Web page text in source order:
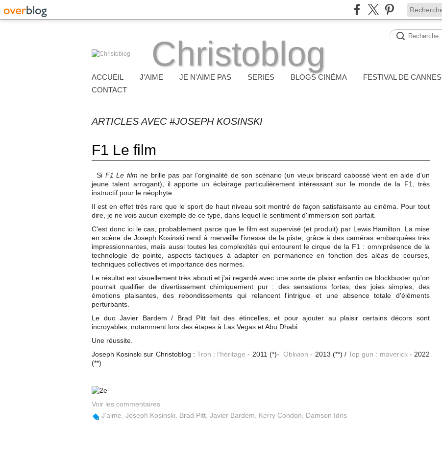
Christoblog
ACCUEIL J'AIME JE N'AIME PAS SERIES BLOGS CINÉMA FESTIVAL DE CANNES
CONTACT
ARTICLES AVEC #JOSEPH KOSINSKI
F1 Le film
Si F1 Le film ne brille pas par l'originalité de son scénario (un vieux briscard cabossé vient en aide d'un
jeune talent arrogant), il apporte un éclairage particulièrement intéressant sur le monde de la F1, très
instructif pour le néophyte.
Il est en effet très rare que le sport de haut niveau soit montré de façon satisfaisante au cinéma. Pour tout
dire, je ne vois aucun exemple de ce type, dans lequel le sentiment d'immersion soit parfait.
C'est donc ici le cas, probablement parce que le film est supervisé (et produit) par Lewis Hamilton. La mise
en scène de Joseph Kosinski rend à merveille l'ivresse de la piste, grâce à des caméras embarquées très
impressionnantes, mais aussi toutes les complexités qui entourent le cirque de la F1 : omniprésence de la
technologie de pointe, aspects tactiques à adapter en permanence en fonction des aléas de courses,
techniques collectives et importance des normes.
Le résultat est visuellement très abouti et j'ai regardé avec une sorte de plaisir enfantin ce blockbuster qu'on
pourrait qualifier de divertissement chimiquement pur : des sensations fortes, des joies simples, des
émotions plaisantes, des rebondissements qui relancent l'intrigue et une absence totale d'éléments
perturbants.
Le duo Javier Bardem / Brad Pitt fait des étincelles, et pour ajouter au plaisir certains décors sont
incroyables, notamment lors des étapes à Las Vegas et Abu Dhabi.
Une réussite.
Joseph Kosinski sur Christoblog : Tron : l'héritage - 2011 (*)-Oblivion - 2013 (**) /Top gun : maverick- 2022
(**)
Voir les commentaires
J'aime Joseph Kosinski Brad Pitt Javier Bardem Kerry Condon Damson Idris